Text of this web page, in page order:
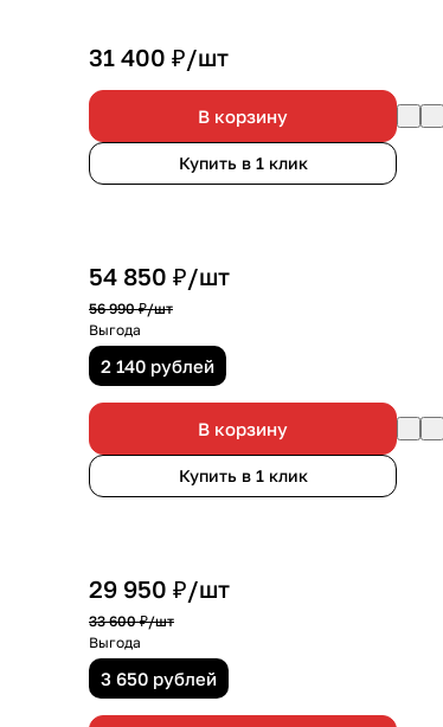
31 400 ₽/шт
В корзину
Купить в 1 клик
54 850 ₽/шт
56 990 ₽/шт
Выгода
2 140 рублей
В корзину
Купить в 1 клик
29 950 ₽/шт
33 600 ₽/шт
Выгода
3 650 рублей